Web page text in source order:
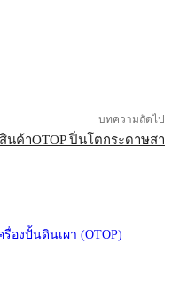
บทความถัดไป
สินค้าOTOP ปิ่นโตกระดาษสา
องปั้นดินเผา (OTOP)